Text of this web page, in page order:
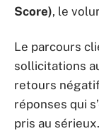
Score), le
Le parcours
sollicitations
retours
réponses qui
pris au